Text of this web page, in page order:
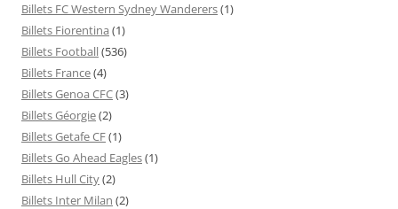
Billets FC Western Sydney Wanderers(1)
Billets Fiorentina (1)
Billets Football(536)
Billets France(4)
Billets Genoa CFC(3)
Billets Géorgie(2)
Billets Getafe CF(1)
Billets Go Ahead Eagles(1)
Billets Hull City(2)
Billets Inter Milan (2)